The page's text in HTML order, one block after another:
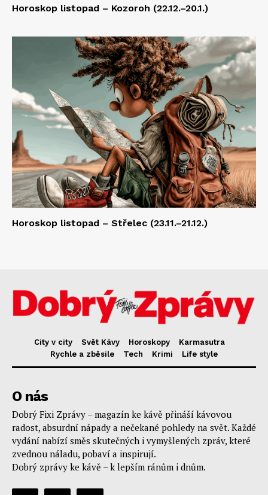
Horoskop listopad – Kozoroh (22.12.–20.1.)
Horoskop listopad – Střelec (23.11.–21.12.)
City v city Svět Kávy Horoskopy
Karmasutra
Rychle a zběsile
Tech Krimi Life style
O nás
Dobrý Fixi Zprávy – magazín ke kávě přináší kávovou
radost, absurdní nápady a nečekané pohledy na svět. Každé
vydání nabízí směs skutečných i vymyšlených zpráv, které
zvednou náladu, pobaví a inspirují.
Dobrý zprávy ke kávě – k lepším ránům i dnům.